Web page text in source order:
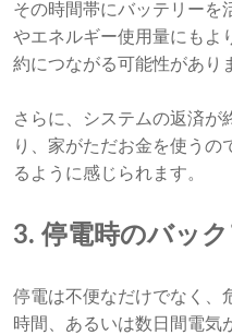
その時間帯にバッテリーを
やエネルギー使用量にもよ
約につながる可能性があり
さらに、システムの返済が
り、家がただお金を使うの
るように感じられます。
3. 停電時のバッ
停電は不便なだけでなく、
時間、あるいは数日間電気